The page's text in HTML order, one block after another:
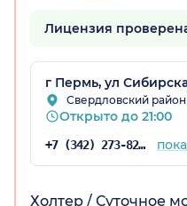
Лицензия
г Пермь, ул
Свердловский район
Открыто до 21:00
+7 (342) 273-82-39
Холтер / Суточное